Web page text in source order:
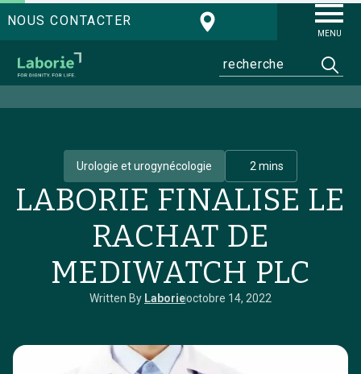
NOUS CONTACTER
MENU
Urologie et urogynécologie 2 mins
LABORIE FINALISE LE
RACHAT DE
MEDIWATCH PLC
Written By Laborieoctobre 14, 2022